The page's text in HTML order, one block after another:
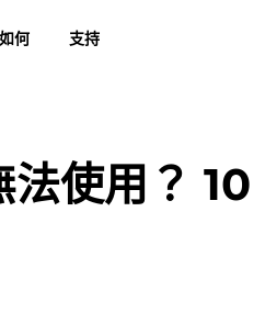
如何 支持
使用？ 10